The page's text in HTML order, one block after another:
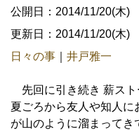
公開日：2014/11/20(木)
更新日：2014/11/20(木)
日々の事
井戸雅一
先回に引き続き 薪スト
夏ごろから友人や知人に
が山のように溜まってき